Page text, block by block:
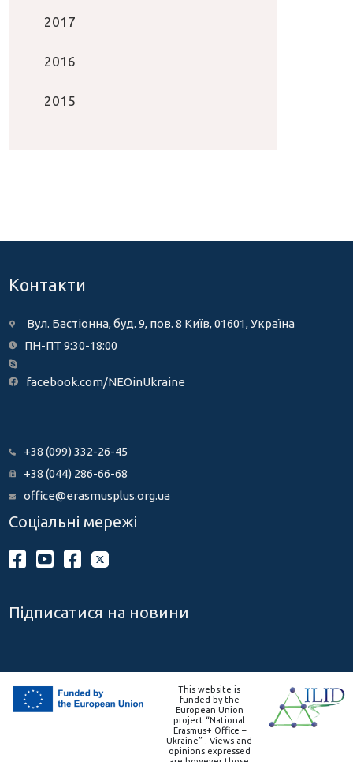
2017
2016
2015
Контакти
Вул. Бастіонна, буд. 9, пов. 8 Київ, 01601, Україна
ПН-ПТ 9:30-18:00
facebook.com/NEOinUkraine
+38 (099) 332-26-45
+38 (044) 286-66-68
office@erasmusplus.org.ua
Соціальні мережі
Підписатися на новини
This website is
funded by the
European Union
project “National
Erasmus+ Office –
Ukraine” . Views and
opinions expressed